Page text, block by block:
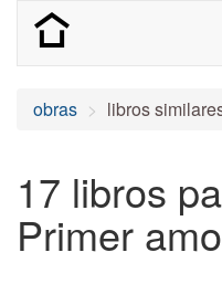
obras libros
17 libros
Primer